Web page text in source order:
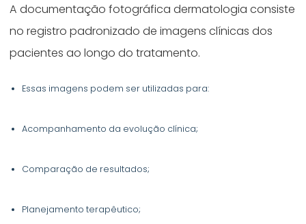
A documentação fotográfica dermatologia consiste
no registro padronizado de imagens clínicas dos
pacientes ao longo do tratamento.
Essas imagens podem ser utilizadas para:
Acompanhamento da evolução clínica;
Comparação de resultados;
Planejamento terapêutico;